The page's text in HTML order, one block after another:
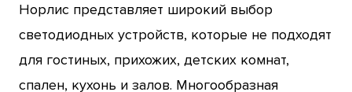
Норлис представляет широкий выбор
светодиодных устройств, которые не подходят
для гостиных, прихожих, детских комнат,
спален, кухонь и залов. Многообразная